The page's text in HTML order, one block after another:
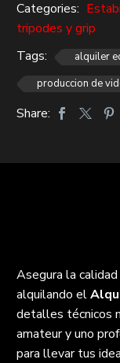
Categories:
tripodes y grip
Tags:
alquiler
produccion de
Share:
Asegura la
alquilando el
detalles técnicos
amateur y uno
para llevar tus